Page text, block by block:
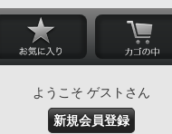
ようこそ ゲストさん
新規会員登録